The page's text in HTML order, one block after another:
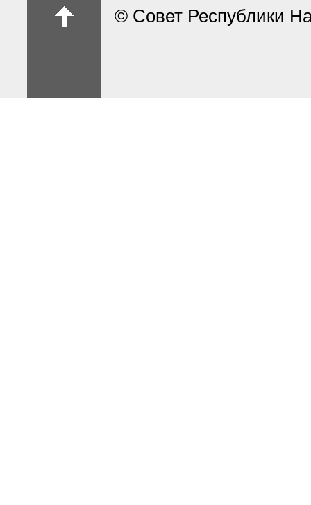
© Совет Республики